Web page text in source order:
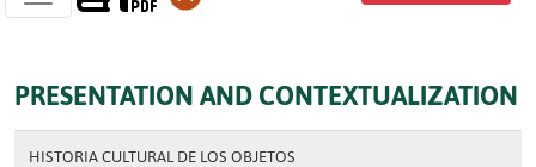
PRESENTATION AND CONTEXTUALIZATION
HISTORIA CULTURAL DE LOS OBJETOS